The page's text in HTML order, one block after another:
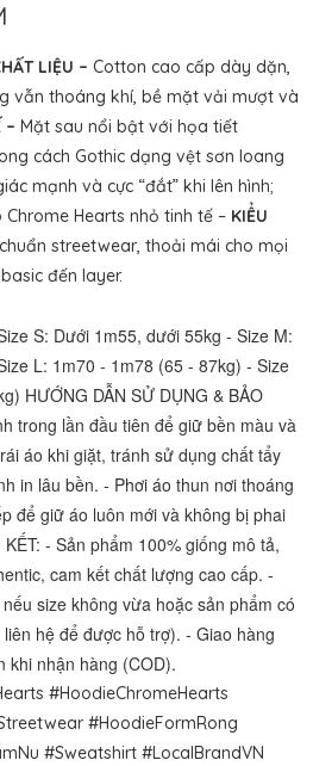
LIỆU – Cotton cao cấp dày dặn,
vẫn thoáng khí, bề mặt vải mượt và
– Mặt sau nổi bật với họa tiết
cách Gothic dạng vệt sơn loang
mạnh và cực “đắt” khi lên hình;
Hearts nhỏ tinh tế – KIỂU
streetwear, thoải mái cho mọi
đến layer.
S: Dưới 1m55, dưới 55kg - Size M:
L: 1m70 - 1m78 (65 - 87kg) - Size
HƯỚNG DẪN SỬ DỤNG & BẢO
trong lần đầu tiên để giữ bền màu và
áo khi giặt, tránh sử dụng chất tẩy
in lâu bền. - Phơi áo thun nơi thoáng
để giữ áo luôn mới và không bị phai
- Sản phẩm 100% giống mô tả,
cam kết chất lượng cao cấp. -
size không vừa hoặc sản phẩm có
hệ để được hỗ trợ). - Giao hàng
khi nhận hàng (COD).
#HoodieChromeHearts
#HoodieFormRong
#Sweatshirt #LocalBrandVN